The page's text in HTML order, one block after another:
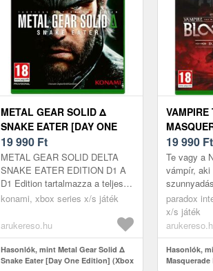
METAL GEAR SOLID Δ
SNAKE EATER [DAY ONE
EDITION] (XBOX SERIES
X/S)
19 990 Ft
METAL GEAR SOLID DELTA
SNAKE EATER EDITION D1 A
D1 Edition tartalmazza a teljes
játékot, valamint további
egy későb...
konami, xbox series x/s játék
arukereso.hu
Hasonlók, mint Metal Gear Solid Δ
Snake Eater [Day One Edition] (Xbox
VAMPIRE
EDITION]
X/S)
19 990 Ft
Te vagy a
vámpír,
modern
egy idegen
titokzatos
paradox
x/s játék
Hasonlók,